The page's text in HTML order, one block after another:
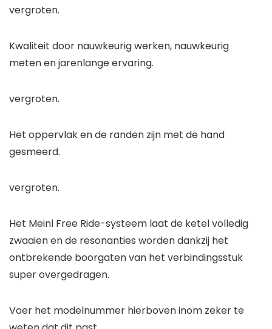
vergroten.
Kwaliteit door nauwkeurig werken, nauwkeurig
meten en jarenlange ervaring.
vergroten.
Het oppervlak en de randen zijn met de hand
gesmeerd.
vergroten.
Het Meinl Free Ride-systeem laat de ketel volledig
zwaaien en de resonanties worden dankzij het
ontbrekende boorgaten van het verbindingsstuk
super overgedragen.
Voer het modelnummer hierboven inom zeker te